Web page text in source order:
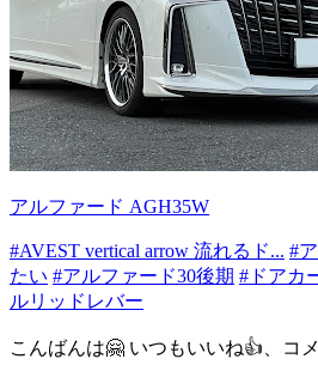
アルファード AGH35W
#AVEST vertical arrow 流れるド... #
たい #アルファード30後期 #ドアカ
ルリッドレバー
こんばんは🤗 いつもいいね👍、コ